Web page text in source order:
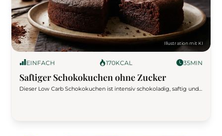
EINFACH 170KCAL 35MIN
Saftiger Schokokuchen ohne Zucker
Dieser Low Carb Schokokuchen ist intensiv schokoladig, saftig und